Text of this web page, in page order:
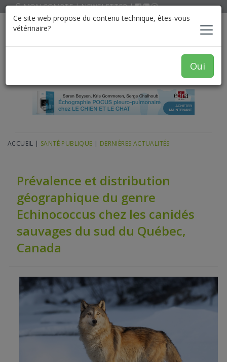
MON COMPTE|NEWSLETTER|
ACCUEIL | SANTÉ PUBLIQUE | DERNIÈRES ACTUALITÉS
Prévalence et distribution
géographique du genre
Echinococcus chez les canidés
sauvages du sud du Québec,
Canada
Ce site web propose du contenu technique, êtes-vous
vétérinaire?
Oui